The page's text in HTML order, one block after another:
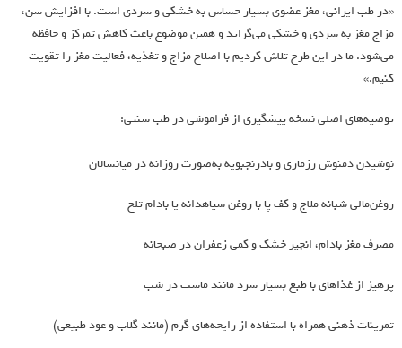
«در طب ایرانی، مغز عضوی بسیار حساس به خشکی و سردی است. با افزایش سن،
مزاج مغز به سردی و خشکی می‌گراید و همین موضوع باعث کاهش تمرکز و حافظه
می‌شود. ما در این طرح تلاش کردیم با اصلاح مزاج و تغذیه، فعالیت مغز را تقویت
کنیم.»
توصیه‌های اصلی نسخه پیشگیری از فراموشی در طب سنتی:
نوشیدن دمنوش رزماری و بادرنجبویه به‌صورت روزانه در میانسالان
روغن‌مالی شبانه ملاج و کف پا با روغن سیاهدانه یا بادام تلخ
مصرف مغز بادام، انجیر خشک و کمی زعفران در صبحانه
پرهیز از غذاهای با طبع بسیار سرد مانند ماست در شب
تمرینات ذهنی همراه با استفاده از رایحه‌های گرم (مانند گلاب و عود طبیعی)